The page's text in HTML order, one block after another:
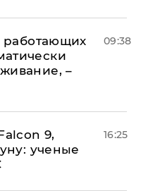
работающих
–
09:38
9,
ученые
16:25